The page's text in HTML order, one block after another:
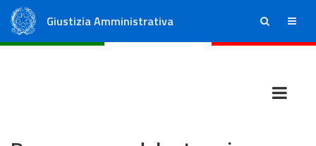
Giustizia Amministrativa ricerca menu